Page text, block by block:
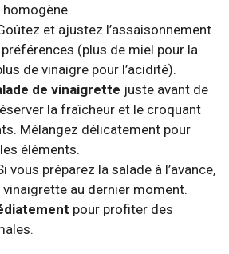
et ajustez l’assaisonnement
(plus de miel pour la
de vinaigre pour l’acidité).
de vinaigrette juste avant de
la fraîcheur et le croquant
Mélangez délicatement pour
éléments.
vous préparez la salade à l’avance,
au dernier moment.
pour profiter des